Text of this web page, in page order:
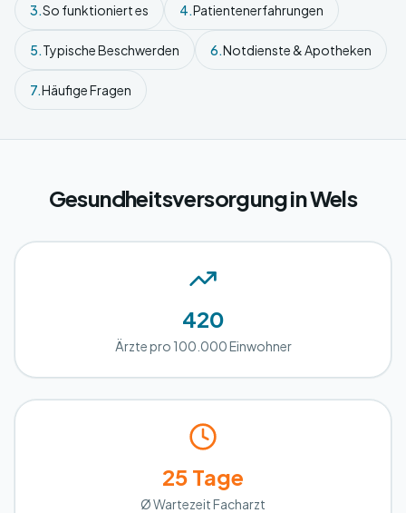
3.So funktioniert es 4.Patientenerfahrungen
5.Typische Beschwerden 6.Notdienste & Apotheken
7.Häufige Fragen
Gesundheitsversorgung in Wels
420
Ärzte pro 100.000 Einwohner
25 Tage
Ø Wartezeit Facharzt